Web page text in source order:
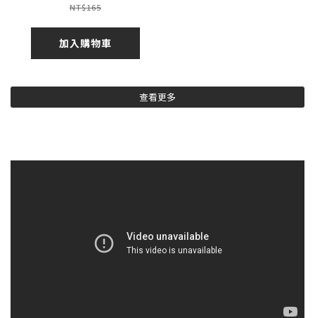
NT$165
加入購物車
查看更多